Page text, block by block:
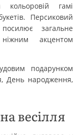
кольоровій гамі
Персиковий
загальне
акцентом
подарунком
День народження,
весілля